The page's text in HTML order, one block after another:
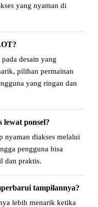
yang nyaman di
desain yang
pilihan permainan
yang ringan dan
ponsel?
nyaman diakses melalui
pengguna bisa
dan praktis.
tampilannya?
lebih menarik ketika